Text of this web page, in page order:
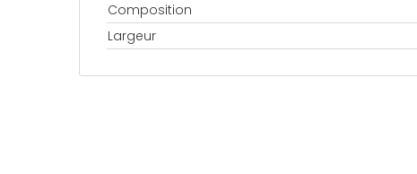
Composition
Largeur